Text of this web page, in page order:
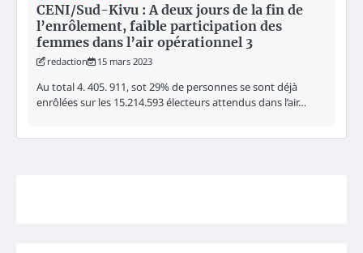
CENI/Sud-Kivu : A deux jours de la fin de
l’enrôlement, faible participation des
femmes dans l’air opérationnel 3
redaction 15 mars 2023
Au total 4. 405. 911, sot 29% de personnes se sont déjà
enrôlées sur les 15.214.593 électeurs attendus dans l’air…